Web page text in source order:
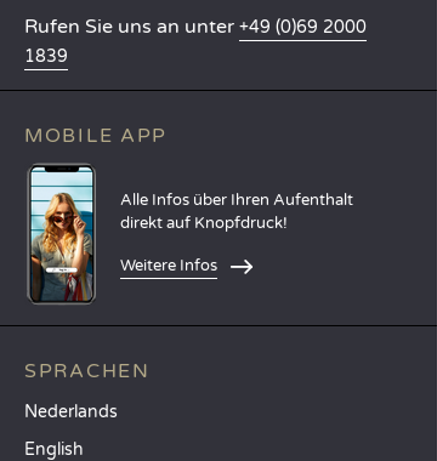
Rufen Sie uns an unter +49 (0)69 2000
1839
MOBILE APP
Alle Infos über Ihren Aufenthalt
direkt auf Knopfdruck!
Weitere Infos
SPRACHEN
Nederlands
English